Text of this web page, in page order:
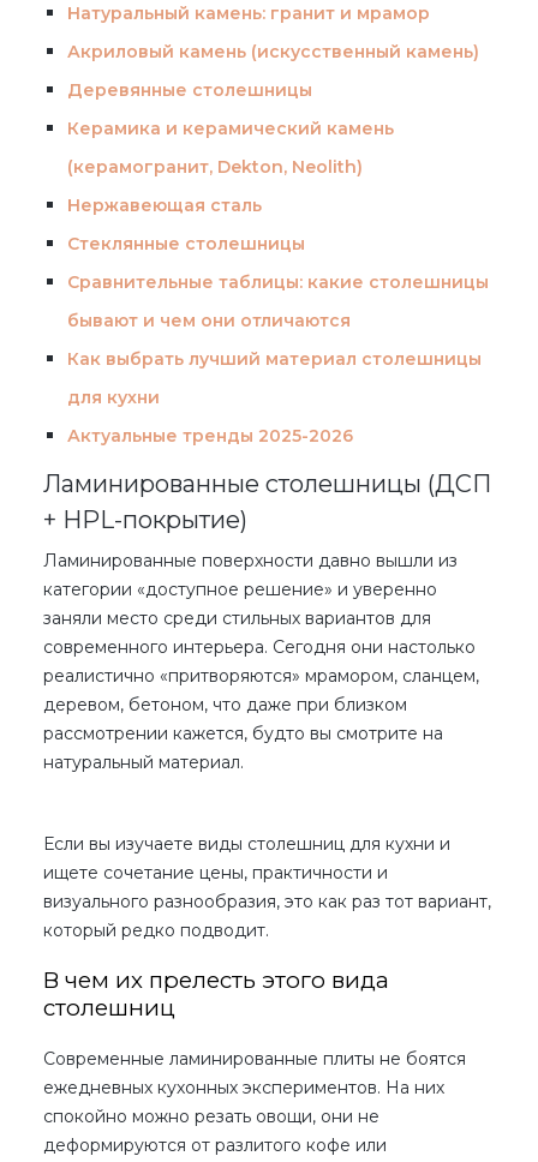
Натуральный камень: гранит и мрамор
Акриловый камень (искусственный камень)
Деревянные столешницы
Керамика и керамический камень
(керамогранит, Dekton, Neolith)
Нержавеющая сталь
Стеклянные столешницы
Сравнительные таблицы: какие столешницы
бывают и чем они отличаются
Как выбрать лучший материал столешницы
для кухни
Актуальные тренды 2025-2026
Ламинированные столешницы (ДСП
+ HPL-покрытие)
Ламинированные поверхности давно вышли из
категории «доступное решение» и уверенно
заняли место среди стильных вариантов для
современного интерьера. Сегодня они настолько
реалистично «притворяются» мрамором, сланцем,
деревом, бетоном, что даже при близком
рассмотрении кажется, будто вы смотрите на
натуральный материал.
Если вы изучаете виды столешниц для кухни и
ищете сочетание цены, практичности и
визуального разнообразия, это как раз тот вариант,
который редко подводит.
В чем их прелесть этого вида
столешниц
Современные ламинированные плиты не боятся
ежедневных кухонных экспериментов. На них
спокойно можно резать овощи, они не
деформируются от разлитого кофе или